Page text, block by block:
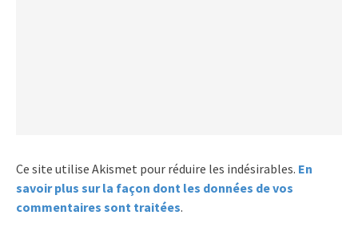
Ce site utilise Akismet pour réduire les indésirables. En
savoir plus sur la façon dont les données de vos
commentaires sont traitées.